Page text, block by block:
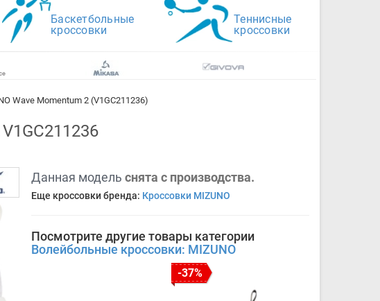
Баскетбольные
кроссовки
Теннисные
кроссовки
Wave Momentum 2 (V1GC211236)
Данная модель снята с производства.
Еще кроссовки бренда: Кроссовки MIZUNO
Посмотрите другие товары категории
Волейбольные кроссовки: MIZUNO
-37%